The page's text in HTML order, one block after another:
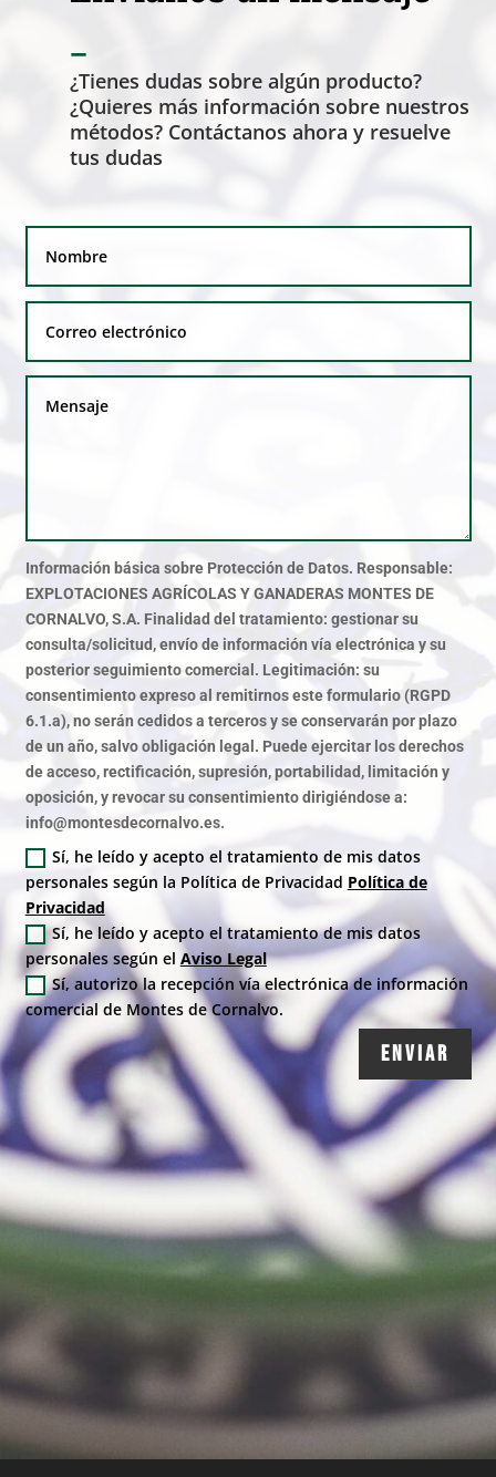
¿Tienes dudas sobre algún producto?
¿Quieres más información sobre nuestros
métodos? Contáctanos ahora y resuelve
tus dudas
Información básica sobre Protección de Datos. Responsable:
EXPLOTACIONES AGRÍCOLAS Y GANADERAS MONTES DE
CORNALVO, S.A. Finalidad del tratamiento: gestionar su
consulta/solicitud, envío de información vía electrónica y su
posterior seguimiento comercial. Legitimación: su
consentimiento expreso al remitirnos este formulario (RGPD
6.1.a), no serán cedidos a terceros y se conservarán por plazo
de un año, salvo obligación legal. Puede ejercitar los derechos
de acceso, rectificación, supresión, portabilidad, limitación y
oposición, y revocar su consentimiento dirigiéndose a:
info@montesdecornalvo.es.
Sí, he leído y acepto el tratamiento de mis datos
personales según la Política de Privacidad Política de
Privacidad
Sí, he leído y acepto el tratamiento de mis datos
personales según el Aviso Legal
Sí, autorizo la recepción vía electrónica de información
comercial de Montes de Cornalvo.
ENVIAR